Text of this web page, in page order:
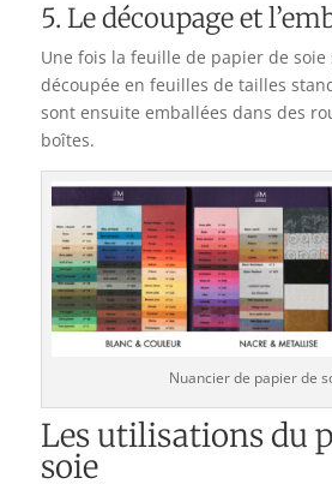
5. Le découpage et
Une fois la feuille de papier de soie
découpée en feuilles de tailles
sont ensuite emballées dans des
boîtes.
Nuancier de papier de
Les utilisations du
soie